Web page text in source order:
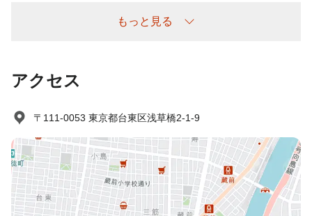
もっと見る
アクセス
〒111-0053 東京都台東区浅草橋2-1-9